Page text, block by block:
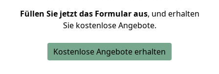
Füllen Sie jetzt das Formular aus, und erhalten
Sie kostenlose Angebote.
Kostenlose Angebote erhalten